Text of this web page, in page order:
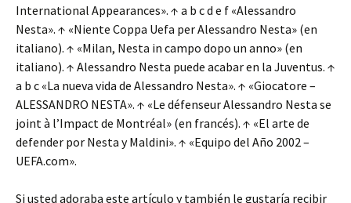
International Appearances». ↑ a b c d e f «Alessandro
Nesta». ↑ «Niente Coppa Uefa per Alessandro Nesta» (en
italiano). ↑ «Milan, Nesta in campo dopo un anno» (en
italiano). ↑ Alessandro Nesta puede acabar en la Juventus. ↑
a b c «La nueva vida de Alessandro Nesta». ↑ «Giocatore –
ALESSANDRO NESTA». ↑ «Le défenseur Alessandro Nesta se
joint à l’Impact de Montréal» (en francés). ↑ «El arte de
defender por Nesta y Maldini». ↑ «Equipo del Año 2002 –
UEFA.com».
Si usted adoraba este artículo y también le gustaría recibir